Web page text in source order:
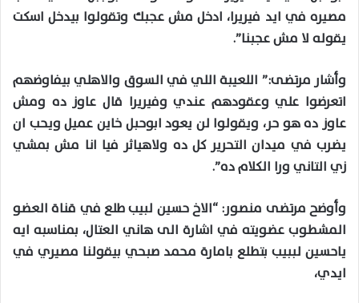
مصيره في ايد فيريرا، ادخل مش عجبك وتقولوا بيدخل اسكت
يقوله لا مش عجبنا”.
وأشار مرتضى:” اللعيبة اللي في السوق والاهلي بيفاوضهم
اتعرضوا علي وعقودهم عندي وفيريرا قال عاوز ده ومش
عاوز ده هو حر، ويقولوا لن يعود ابوحبل خاين عميل ويحب ان
يضرب في ميدان التحرير كل ده ولاهياثر فيا انا مش بمشي
زي التاني ورا الكلام ده”.
وأوضح مرتضى منصور: “الاخ حسين لبيب طلع في قناة العضو
المشطوب عضويته في اشارة الى هاني العتال، بمناسبه ايه
ياحسين لببيب بتطلع بامارة محمد صبحي بيقولنا مصيري في
ايدي،